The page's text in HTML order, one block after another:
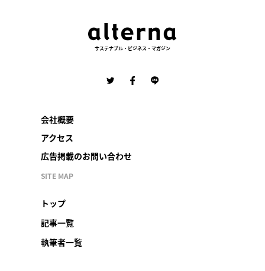
サステナブル・ビジネス・マガジン
会社概要
アクセス
広告掲載のお問い合わせ
SITE MAP
トップ
記事一覧
執筆者一覧